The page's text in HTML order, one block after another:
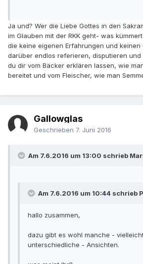
Ja und? Wer die Liebe Gottes in den
im Glauben mit der RKK geht- was
die keine eigenen Erfahrungen und keinen
darüber endlos referieren, disputieren und
du dir vom Bäcker erklären lassen, wie
bereitet und vom Fleischer, wie man
Gallowglas
Geschrieben 7. Juni 2016
Am 7.6.2016 um 13:00 schrieb
Am 7.6.2016 um 10:44 schrieb
hallo zusammen,
dazu gibt es wohl manche -
unterschiedliche - Ansichten.